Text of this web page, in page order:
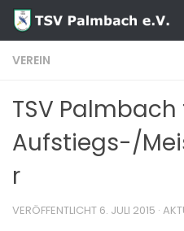
Zum Inhalt springen
VEREIN
TSV
Aufstiegs-/
r
VERÖFFENTLICHT 6. JULI 2015 ·